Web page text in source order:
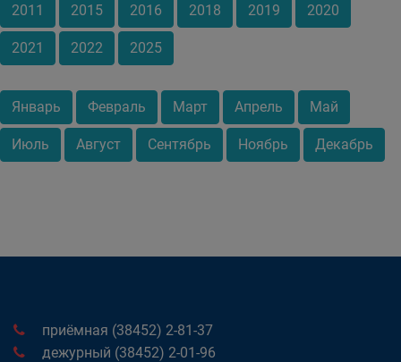
2011 2015 2016 2018 2019 2020
2021 2022 2025
Январь Февраль Март Апрель Май
Июль Август Сентябрь Ноябрь Декабрь
приёмная (38452) 2-81-37
дежурный (38452) 2-01-96